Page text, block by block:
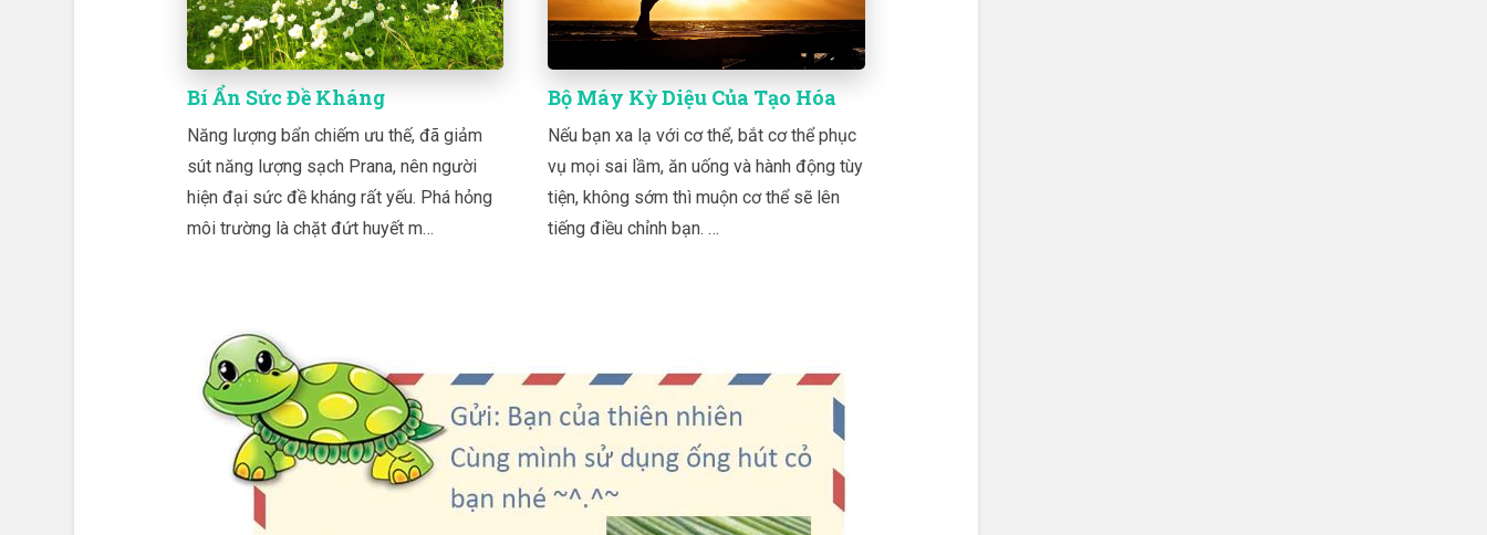
Bí Ẩn Sức Đề Kháng
Năng lượng bẩn chiếm ưu thế, đã giảm
sút năng lượng sạch Prana, nên người
hiện đại sức đề kháng rất yếu. Phá hỏng
môi trường là chặt đứt huyết m…
Bộ Máy Kỳ Diệu Của Tạo Hóa
Nếu bạn xa lạ với cơ thể, bắt cơ thể phục
vụ mọi sai lầm, ăn uống và hành động tùy
tiện, không sớm thì muộn cơ thể sẽ lên
tiếng điều chỉnh bạn. …